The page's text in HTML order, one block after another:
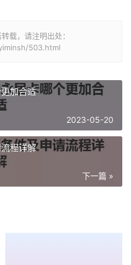
载，请注明出处：
503.html
加合适
2023-05-20
程详解
下一篇 »